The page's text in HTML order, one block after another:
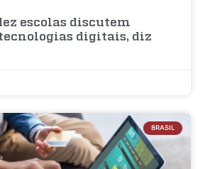
escolas discutem
digitais, diz
BRASIL